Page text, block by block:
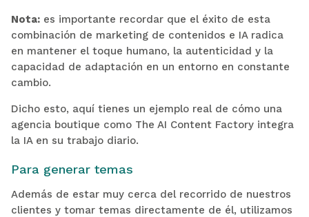
Nota:es importante recordar que el éxito de esta
combinación de marketing de contenidos e IA radica
en mantener el toque humano, la autenticidad y la
capacidad de adaptación en un entorno en constante
cambio.
Dicho esto, aquí tienes un ejemplo real de cómo una
agencia boutique como The AI Content Factory integra
la IA en su trabajo diario.
Para generar temas
Además de estar muy cerca del recorrido de nuestros
clientes y tomar temas directamente de él, utilizamos